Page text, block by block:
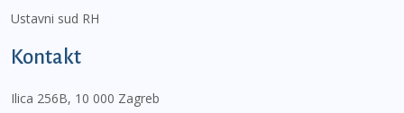
Ustavni sud RH
Kontakt
Ilica 256B, 10 000 Zagreb